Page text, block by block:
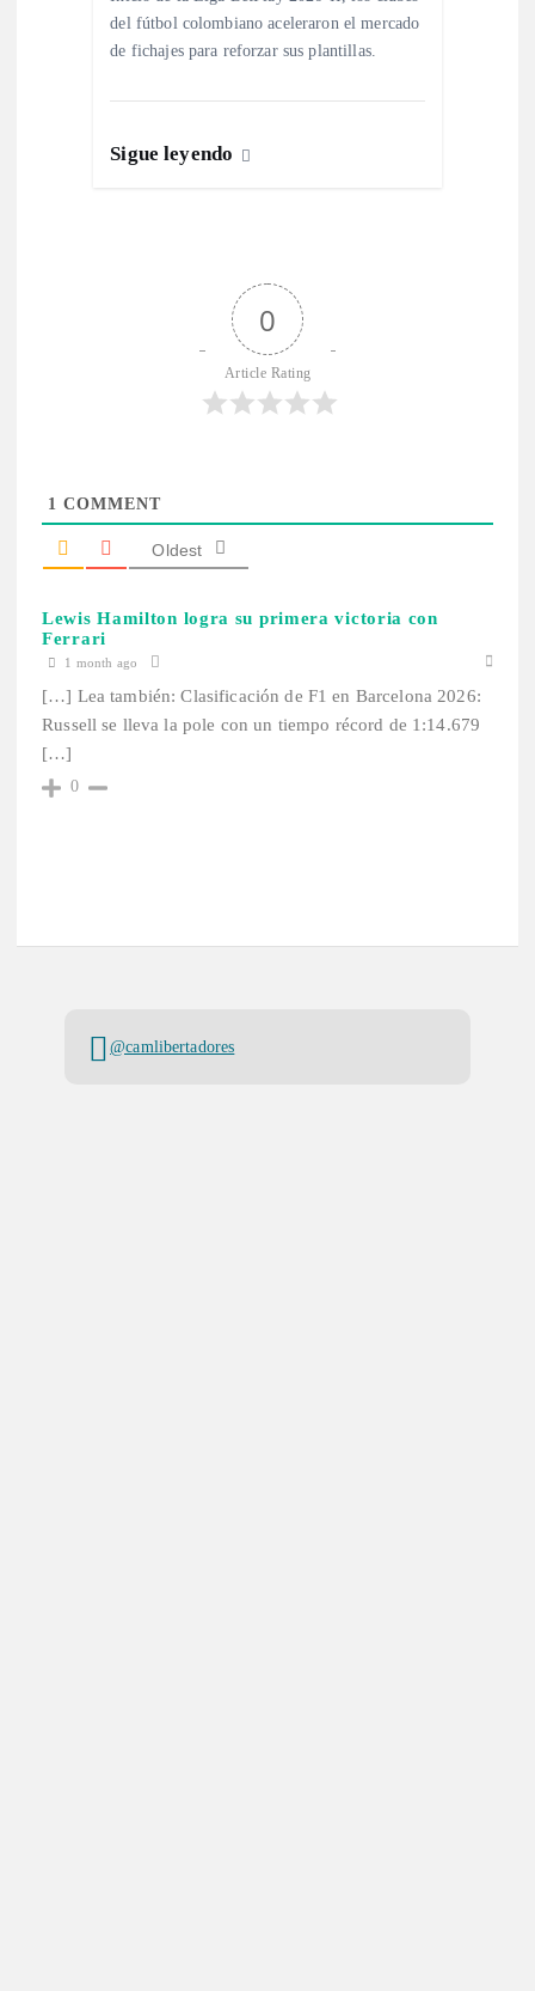
del fútbol colombiano aceleraron el mercado
de fichajes para reforzar sus plantillas.
Sigue leyendo
0
Article Rating
1 COMMENT
Oldest
Lewis Hamilton logra su primera victoria con
Ferrari
1 month ago
[…] Lea también: Clasificación de F1 en Barcelona 2026:
Russell se lleva la pole con un tiempo récord de 1:14.679
[…]
0
@camlibertadores